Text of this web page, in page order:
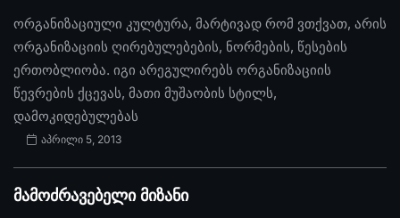
ორგანიზაციული კულტურა, მარტივად რომ ვთქვათ, არის
ორგანიზაციის ღირებულებების, ნორმების, წესების
ერთობლიობა. იგი არეგულირებს ორგანიზაციის
წევრების ქცევას, მათი მუშაობის სტილს,
დამოკიდებულებას
აპრილი 5, 2013
მამოძრავებელი მიზანი